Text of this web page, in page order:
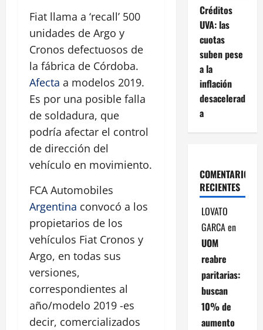
Fiat llama a ‘recall’ 500
unidades de Argo y
Cronos defectuosos de
la fábrica de Córdoba.
Afecta a modelos 2019.
Es por una posible falla
de soldadura, que
podría afectar el control
de dirección del
vehículo en movimiento.
FCA Automobiles
Argentina convocó a los
propietarios de los
vehículos Fiat Cronos y
Argo, en todas sus
versiones,
correspondientes al
año/modelo 2019 -es
decir, comercializados
Créditos
UVA: las
cuotas
suben pese
a la
inflación
desacelerad
a
COMENTARIOS
RECIENTES
LOVATO
GARCAen
UOM
reabre
paritarias:
buscan
10% de
aumento